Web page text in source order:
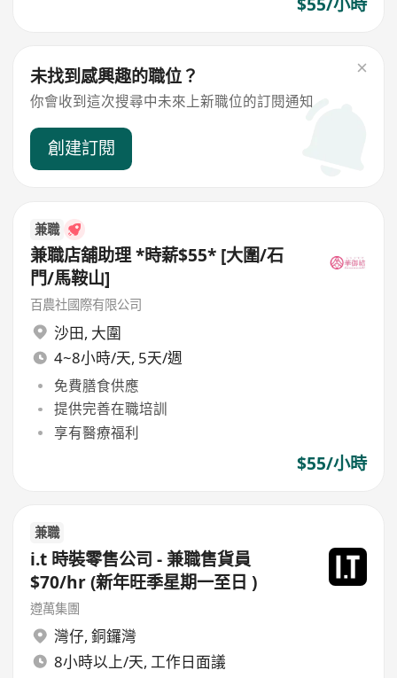
未找到感興趣的職位？
你會收到這次搜尋中未來上新職位的訂閱通知
創建訂閱
兼職
兼職店舖助理 *時薪$55* [大圍/石
門/馬鞍山]
百農社國際有限公司
沙田, 大圍
4~8小時/天, 5天/週
免費膳食供應
提供完善在職培訓
享有醫療福利
$55/小時
兼職
i.t 時裝零售公司 - 兼職售貨員
$70/hr (新年旺季星期一至日 )
遵萬集團
灣仔, 銅鑼灣
8小時以上/天, 工作日面議